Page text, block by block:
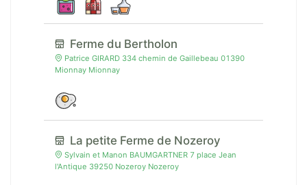
Ferme du Bertholon
Patrice GIRARD 334 chemin de Gaillebeau 01390
Mionnay Mionnay
La petite Ferme de Nozeroy
Sylvain et Manon BAUMGARTNER 7 place Jean
l'Antique 39250 Nozeroy Nozeroy